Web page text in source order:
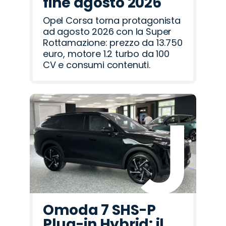
Opel Corsa torna protagonista
ad agosto 2026 con la Super
Rottamazione: prezzo da 13.750
euro, motore 1.2 turbo da 100
CV e consumi contenuti.
Omoda 7 SHS-P